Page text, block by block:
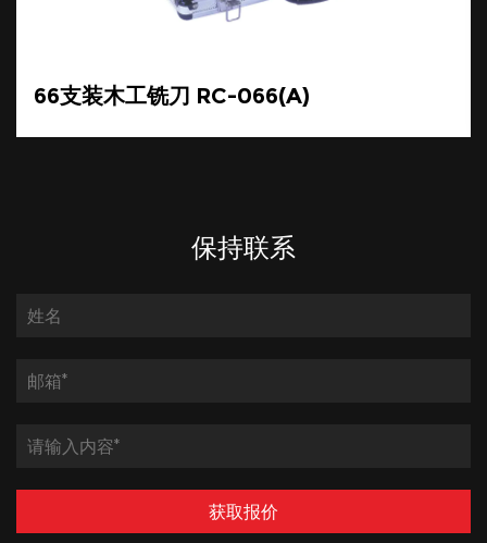
66支装木工铣刀 RC-066(A)
保持联系
获取报价